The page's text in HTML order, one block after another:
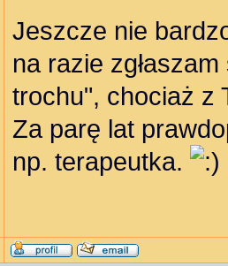
Jeszcze nie
na razie
trochu", chociaż z
Za parę lat
np. terapeutka.